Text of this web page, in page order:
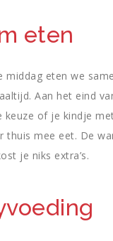
eten
middag eten we
Aan het eind
keuze of je kindje
thuis mee eet. De
je niks extra’s.